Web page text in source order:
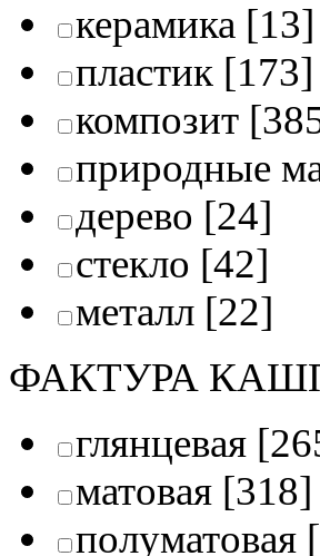
керамика [13]
пластик [173]
композит
природные
дерево [24]
стекло [42]
металл [22]
ФАКТУРА
глянцевая
матовая [318]
полуматовая